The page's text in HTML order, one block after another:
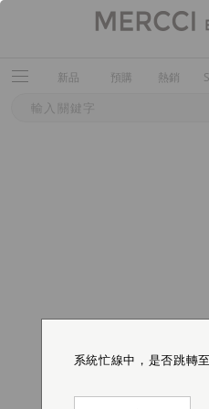
新品 預購 熱銷
系統忙線中，是否跳轉
系統忙線中，是否跳轉
系統忙線中，是否跳轉
系統忙線中，是否跳轉
系統忙線中，是否跳轉